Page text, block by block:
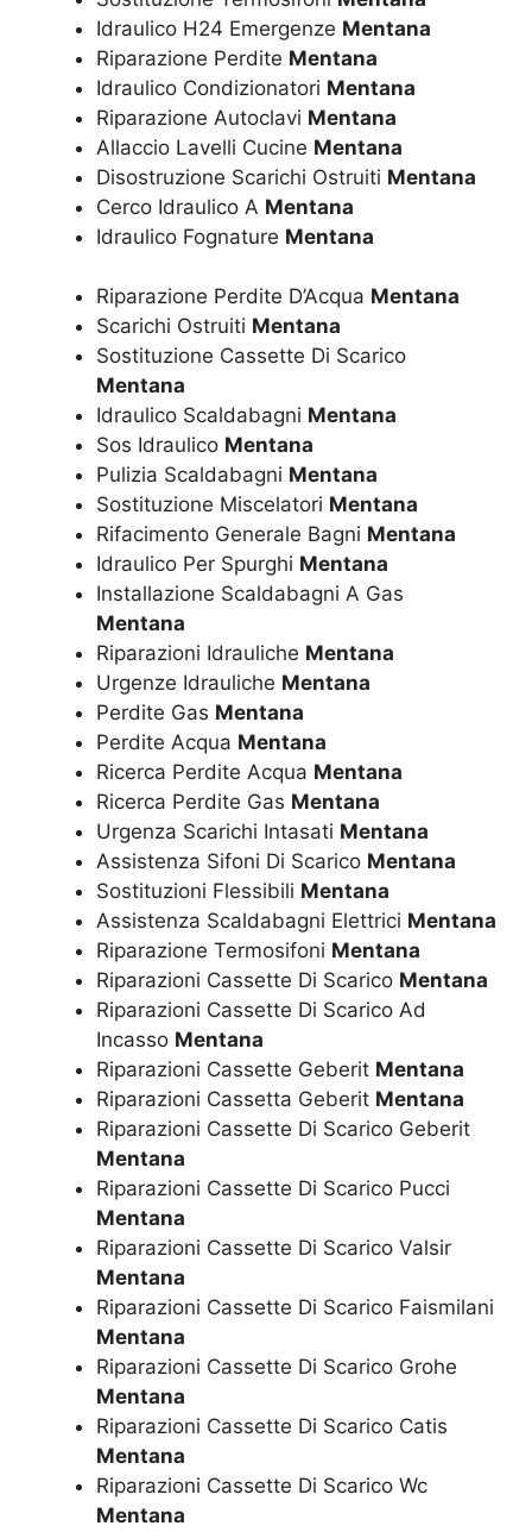
Idraulico H24 Emergenze Mentana
Riparazione Perdite Mentana
Idraulico Condizionatori Mentana
Riparazione Autoclavi Mentana
Allaccio Lavelli Cucine Mentana
Disostruzione Scarichi Ostruiti Mentana
Cerco Idraulico A Mentana
Idraulico Fognature Mentana
Riparazione Perdite D’Acqua Mentana
Scarichi Ostruiti Mentana
Sostituzione Cassette Di Scarico
Mentana
Idraulico Scaldabagni Mentana
Sos Idraulico Mentana
Pulizia Scaldabagni Mentana
Sostituzione Miscelatori Mentana
Rifacimento Generale Bagni Mentana
Idraulico Per Spurghi Mentana
Installazione Scaldabagni A Gas
Mentana
Riparazioni Idrauliche Mentana
Urgenze Idrauliche Mentana
Perdite Gas Mentana
Perdite Acqua Mentana
Ricerca Perdite Acqua Mentana
Ricerca Perdite Gas Mentana
Urgenza Scarichi Intasati Mentana
Assistenza Sifoni Di Scarico Mentana
Sostituzioni Flessibili Mentana
Assistenza Scaldabagni Elettrici Mentana
Riparazione Termosifoni Mentana
Riparazioni Cassette Di Scarico Mentana
Riparazioni Cassette Di Scarico Ad
Incasso Mentana
Riparazioni Cassette Geberit Mentana
Riparazioni Cassetta Geberit Mentana
Riparazioni Cassette Di Scarico Geberit
Mentana
Riparazioni Cassette Di Scarico Pucci
Mentana
Riparazioni Cassette Di Scarico Valsir
Mentana
Riparazioni Cassette Di Scarico Faismilani
Mentana
Riparazioni Cassette Di Scarico Grohe
Mentana
Riparazioni Cassette Di Scarico Catis
Mentana
Riparazioni Cassette Di Scarico Wc
Mentana